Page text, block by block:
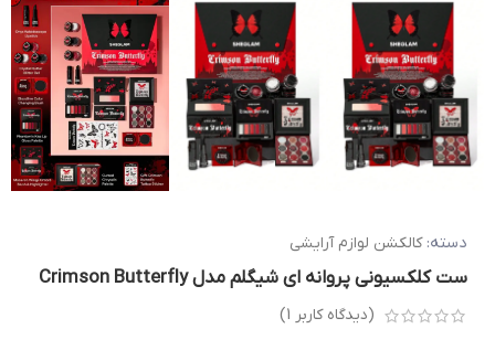
دسته: کالکشن لوازم آرایشی
ست کلکسیونی پروانه ای شیگلم مدل Crimson Butterfly
(دیدگاه کاربر 1
)